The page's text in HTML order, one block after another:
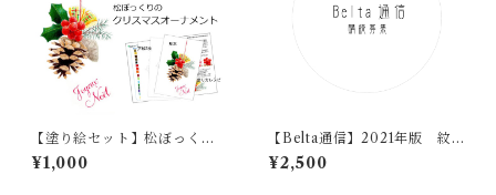
【塗り絵セット】松ぼっくり
のオーナメント
¥1,000
【Belta通信】2021年版 紋
様
¥2,500